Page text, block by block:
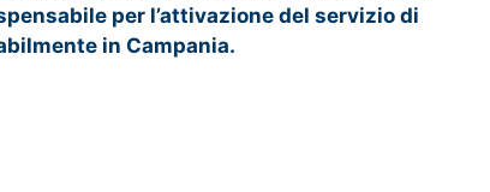
per l’attivazione del servizio di
in Campania.